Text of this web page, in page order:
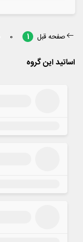
صفحه قبل 1
0
اساتید این گروه